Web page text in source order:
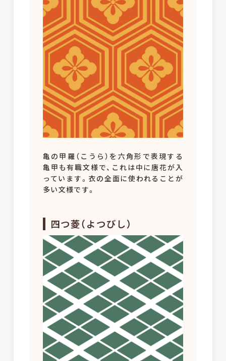
亀の甲羅（こうら）を六角形で表現する
亀甲も有職文様で、これは中に唐花が入
っています。衣の全面に使われることが
多い文様です。
四つ菱（よつびし）